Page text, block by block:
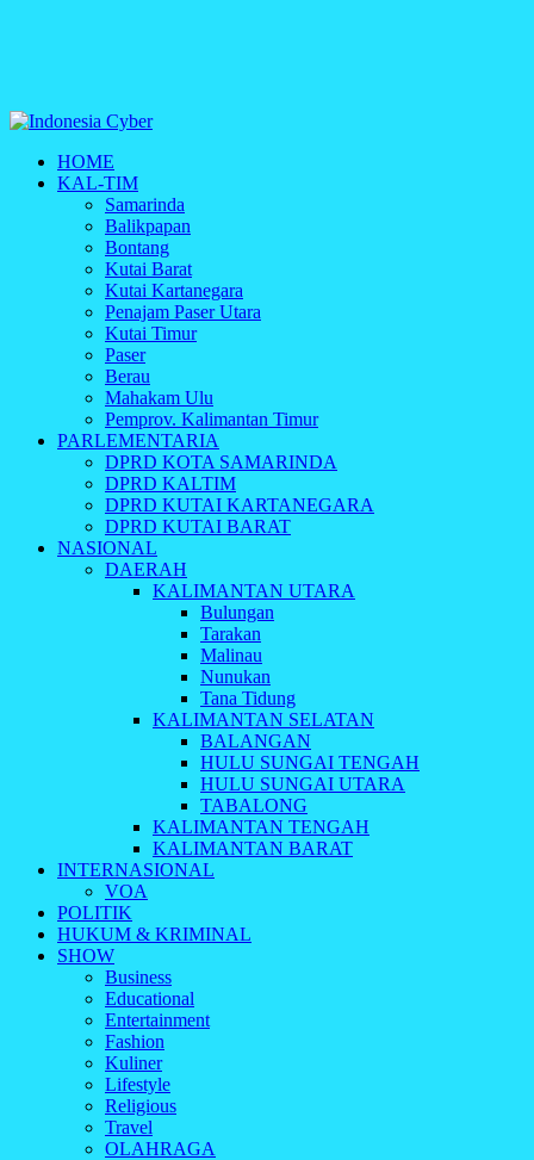
Indonesia Cyber
Media Cetak, Online & Streaming
HOME
KAL-TIM
Samarinda
Balikpapan
Bontang
Kutai Barat
Kutai Kartanegara
Penajam Paser Utara
Kutai Timur
Paser
Berau
Mahakam Ulu
Pemprov. Kalimantan Timur
PARLEMENTARIA
DPRD KOTA SAMARINDA
DPRD KALTIM
DPRD KUTAI KARTANEGARA
DPRD KUTAI BARAT
NASIONAL
DAERAH
KALIMANTAN UTARA
Bulungan
Tarakan
Malinau
Nunukan
Tana Tidung
KALIMANTAN SELATAN
BALANGAN
HULU SUNGAI TENGAH
HULU SUNGAI UTARA
TABALONG
KALIMANTAN TENGAH
KALIMANTAN BARAT
INTERNASIONAL
VOA
POLITIK
HUKUM & KRIMINAL
SHOW
Business
Educational
Entertainment
Fashion
Kuliner
Lifestyle
Religious
Travel
OLAHRAGA